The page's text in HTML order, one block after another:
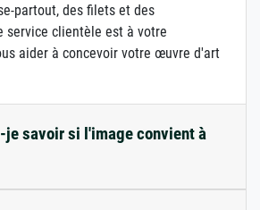
partout, des filets et des
service clientèle est à votre
aider à concevoir votre œuvre d'art
je savoir si l'image convient à